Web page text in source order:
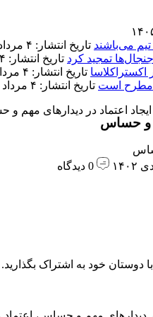
می‌باشند تاریخ انتشار: ۴ مرداد ۱۴۰۵
تمجید کرد تاریخ انتشار: ۴ مرداد ۱۴۰۵
اکستراکلاسا تاریخ انتشار: ۴ مرداد ۱۴۰۵
مطرح است تاریخ انتشار: ۴ مرداد ۱۴۰۵
اعتماد در دیدارهای مهم
و حساس
دوستان خود به اشتراک بگذارید.